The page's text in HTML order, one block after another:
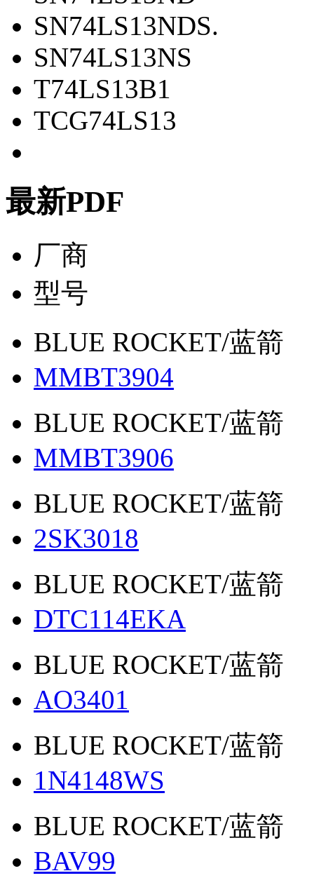
SN74LS13NDS.
SN74LS13NS
T74LS13B1
TCG74LS13
最新PDF
厂商
型号
BLUE ROCKET/蓝箭
MMBT3904
BLUE ROCKET/蓝箭
MMBT3906
BLUE ROCKET/蓝箭
2SK3018
BLUE ROCKET/蓝箭
DTC114EKA
BLUE ROCKET/蓝箭
AO3401
BLUE ROCKET/蓝箭
1N4148WS
BLUE ROCKET/蓝箭
BAV99